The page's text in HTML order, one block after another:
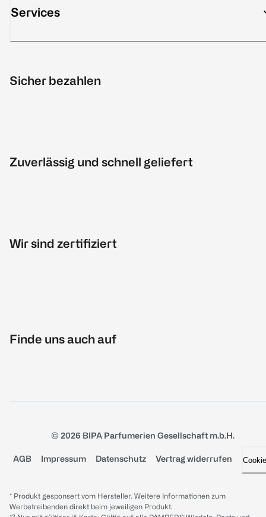
Services
Sicher bezahlen
Zuverlässig und schnell geliefert
Wir sind zertifiziert
Finde uns auch auf
© 2026 BIPA Parfumerien Gesellschaft m.b.H.
AGB Impressum Datenschutz Vertrag widerrufen
* Produkt gesponsert vom Hersteller. Weitere Informationen zum
Werbetreibenden direkt beim jeweiligen Produkt.